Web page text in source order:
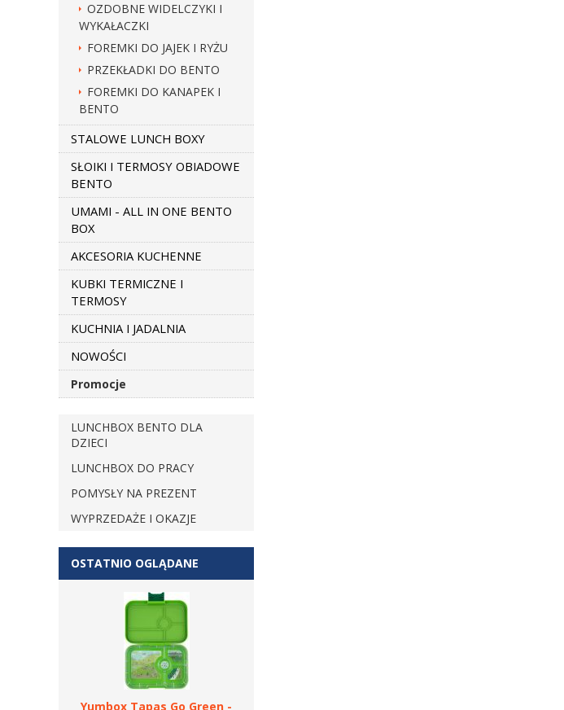
OZDOBNE WIDELCZYKI I
WYKAŁACZKI
FOREMKI DO JAJEK I RYŻU
PRZEKŁADKI DO BENTO
FOREMKI DO KANAPEK I
BENTO
STALOWE LUNCH BOXY
SŁOIKI I TERMOSY OBIADOWE
BENTO
UMAMI - ALL IN ONE BENTO
BOX
AKCESORIA KUCHENNE
KUBKI TERMICZNE I
TERMOSY
KUCHNIA I JADALNIA
NOWOŚCI
Promocje
LUNCHBOX BENTO DLA
DZIECI
LUNCHBOX DO PRACY
POMYSŁY NA PREZENT
WYPRZEDAŻE I OKAZJE
OSTATNIO OGLĄDANE
Yumbox Tapas Go Green -